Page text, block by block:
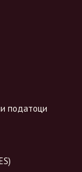
податоци